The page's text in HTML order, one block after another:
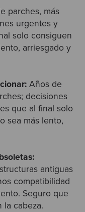
parches, más
urgentes y
solo consiguen
arriesgado y
Años de
decisiones
que al final solo
sea más lento,
antiguas
compatibilidad
Seguro que
la cabeza.